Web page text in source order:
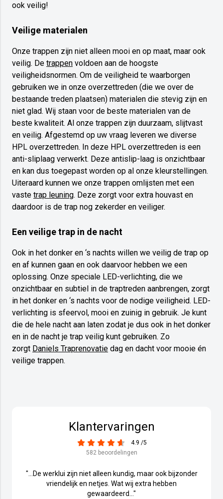
ook veilig!
Veilige materialen
Onze trappen zijn niet alleen mooi en op maat, maar ook
veilig. De trappen voldoen aan de hoogste
veiligheidsnormen. Om de veiligheid te waarborgen
gebruiken we in onze overzettreden (die we over de
bestaande treden plaatsen) materialen die stevig zijn en
niet glad. Wij staan voor de beste materialen van de
beste kwaliteit. Al onze trappen zijn duurzaam, slijtvast
en veilig. Afgestemd op uw vraag leveren we diverse
HPL overzettreden. In deze HPL overzettreden is een
anti-sliplaag verwerkt. Deze antislip-laag is onzichtbaar
en kan dus toegepast worden op al onze kleurstellingen.
Uiteraard kunnen we onze trappen omlijsten met een
vaste trap leuning. Deze zorgt voor extra houvast en
daardoor is de trap nog zekerder en veiliger.
Een veilige trap in de nacht
Ook in het donker en ‘s nachts willen we veilig de trap op
en af kunnen gaan en ook daarvoor hebben we een
oplossing. Onze speciale LED-verlichting, die we
onzichtbaar en subtiel in de traptreden aanbrengen, zorgt
in het donker en ‘s nachts voor de nodige veiligheid. LED-
verlichting is sfeervol, mooi en zuinig in gebruik. Je kunt
die de hele nacht aan laten zodat je dus ook in het donker
en in de nacht je trap veilig kunt gebruiken. Zo
zorgt Daniels Traprenovatie dag en dacht voor mooie én
veilige trappen.
Klantervaringen
4.9 /5
582 beoordelingen
"...De werklui zijn niet alleen kundig, maar ook bijzonder
vriendelijk en netjes. Wat wij extra hebben
gewaardeerd..."